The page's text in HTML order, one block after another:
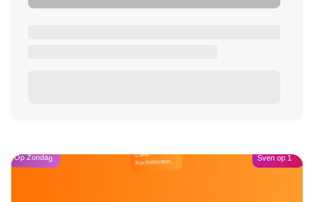
Op Zondag Café
Kockelmann Sven op 1